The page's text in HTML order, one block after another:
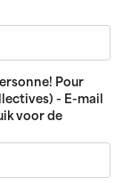
Pour
- E-mail
voor de